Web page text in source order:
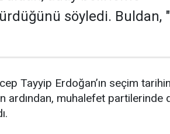
söyledi. Buldan,
Tayyip Erdoğan’ın seçim
ardından, muhalefet partilerinde